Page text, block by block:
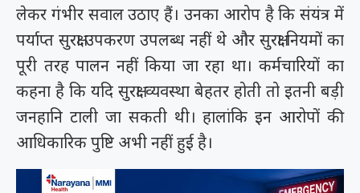
लेकर गंभीर सवाल उठाए हैं। उनका आरोप है कि संयंत्र में
पर्याप्त सुरक्षा उपकरण उपलब्ध नहीं थे और सुरक्षा नियमों का
पूरी तरह पालन नहीं किया जा रहा था। कर्मचारियों का
कहना है कि यदि सुरक्षा व्यवस्था बेहतर होती तो इतनी बड़ी
जनहानि टाली जा सकती थी। हालांकि इन आरोपों की
आधिकारिक पुष्टि अभी नहीं हुई है।